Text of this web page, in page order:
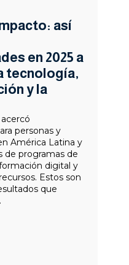
así
en 2025 a
tecnología,
y la
personas y
América Latina y
de programas de
digital y
Estos son
que